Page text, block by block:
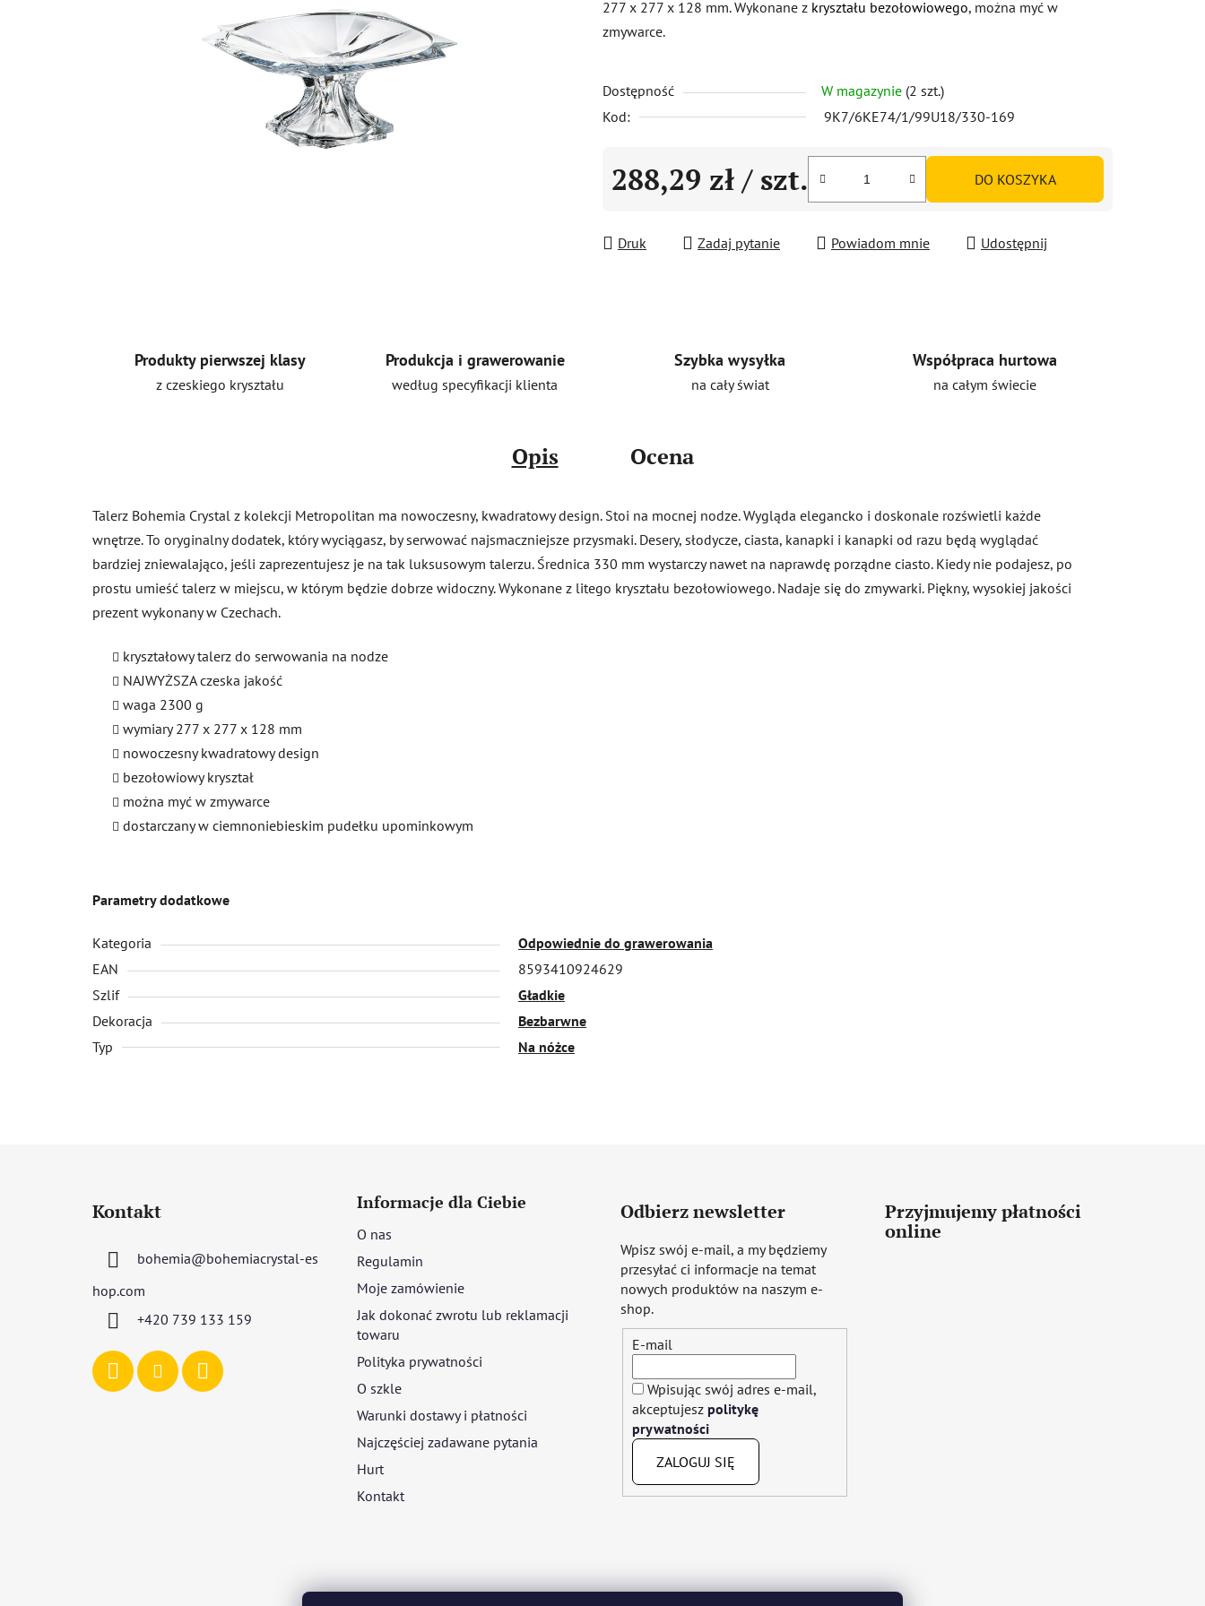
0,0
na
gwiazdek.
277 x 277 x 128 mm. Wykonane z kryształu bezołowiowego, można myć w
zmywarce.
Dostępność W magazynie (2 szt.)
Kod:
9K7/6KE74/1/99U18/330-169
288,29 zł / szt. DO KOSZYKA
Druk Zadaj pytanie Powiadom mnie Udostępnij
Produkty pierwszej klasy
z czeskiego kryształu
Produkcja i grawerowanie
według specyfikacji klienta
Szybka wysyłka
na cały świat
Współpraca hurtowa
na całym świecie
Opis Ocena
Talerz Bohemia Crystal z kolekcji Metropolitan ma nowoczesny, kwadratowy design. Stoi na mocnej nodze. Wygląda elegancko i doskonale rozświetli każde
wnętrze. To oryginalny dodatek, który wyciągasz, by serwować najsmaczniejsze przysmaki. Desery, słodycze, ciasta, kanapki i kanapki od razu będą wyglądać
bardziej zniewalająco, jeśli zaprezentujesz je na tak luksusowym talerzu. Średnica 330 mm wystarczy nawet na naprawdę porządne ciasto. Kiedy nie podajesz, po
prostu umieść talerz w miejscu, w którym będzie dobrze widoczny. Wykonane z litego kryształu bezołowiowego. Nadaje się do zmywarki. Piękny, wysokiej jakości
prezent wykonany w Czechach.
kryształowy talerz do serwowania na nodze
NAJWYŻSZA czeska jakość
waga 2300 g
wymiary 277 x 277 x 128 mm
nowoczesny kwadratowy design
bezołowiowy kryształ
można myć w zmywarce
dostarczany w ciemnoniebieskim pudełku upominkowym
Parametry dodatkowe
Kategoria
Odpowiednie do grawerowania
EAN
8593410924629
Szlif
Gładkie
Dekoracja
Bezbarwne
Typ
Na nóżce
Kontakt
bohemia@bohemiacrystal-es
hop.com
+420 739 133 159
Informacje dla Ciebie
O nas
Regulamin
Moje zamówienie
Jak dokonać zwrotu lub reklamacji
towaru
Polityka prywatności
O szkle
Warunki dostawy i płatności
Najczęściej zadawane pytania
Hurt
Kontakt
Odbierz newsletter
Wpisz swój e-mail, a my będziemy
przesyłać ci informacje na temat
nowych produktów na naszym e-
shop.
E-mail
Wpisując swój adres e-mail,
akceptujesz politykę
prywatności
ZALOGUJ SIĘ
Przyjmujemy płatności
online